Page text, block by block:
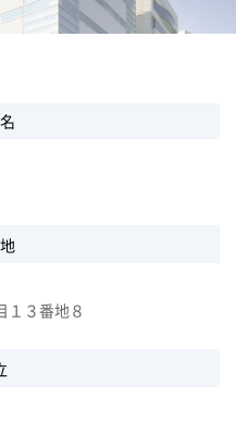
１３番地８